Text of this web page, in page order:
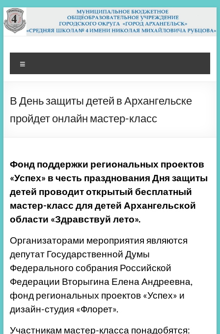
Перейти
к
содержимому
МБОУ СШ 4
Архангельск
В День защиты детей в Архангельске
пройдет онлайн мастер-класс
Фонд поддержки региональных проектов
«Успех» в честь празднования Дня защиты
детей проводит открытый бесплатный
мастер-класс для детей Архангельской
области «Здравствуй лето».
Организаторами мероприятия являются
депутат Государственной Думы
Федерального собрания Российской
Федерации Вторыгина Елена Андреевна,
фонд региональных проектов «Успех» и
дизайн-студия «Флорет».
Участникам мастер-класса понадобятся: